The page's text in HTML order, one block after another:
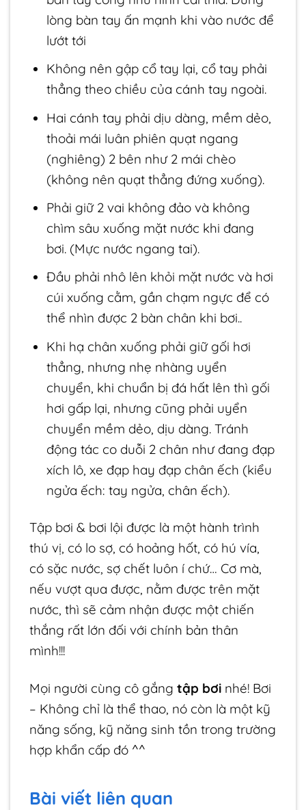
lòng bàn tay ấn mạnh khi vào nước để
lướt tới
Không nên gập cổ tay lại, cổ tay phải
thẳng theo chiều của cánh tay ngoài.
Hai cánh tay phải dịu dàng, mềm dẻo,
thoải mái luân phiên quạt ngang
(nghiêng) 2 bên như 2 mái chèo
(không nên quạt thẳng đứng xuống).
Phải giữ 2 vai không đảo và không
chìm sâu xuống mặt nước khi đang
bơi. (Mực nước ngang tai).
Đầu phải nhô lên khỏi mặt nước và hơi
cúi xuống cằm, gần chạm ngực để có
thể nhìn được 2 bàn chân khi bơi..
Khi hạ chân xuống phải giữ gối hơi
thẳng, nhưng nhẹ nhàng uyển
chuyển, khi chuẩn bị đá hất lên thì gối
hơi gấp lại, nhưng cũng phải uyển
chuyển mềm dẻo, dịu dàng. Tránh
động tác co duỗi 2 chân như đang đạp
xích lô, xe đạp hay đạp chân ếch (kiểu
ngửa ếch: tay ngửa, chân ếch).
Tập bơi & bơi lội được là một hành trình
thú vị, có lo sợ, có hoảng hốt, có hú vía,
có sặc nước, sợ chết luôn í chứ… Cơ mà,
nếu vượt qua được, nằm được trên mặt
nước, thì sẽ cảm nhận được một chiến
thắng rất lớn đối với chính bản thân
mình!!!
Mọi người cùng cô gắngtập bơi nhé! Bơi
– Không chỉ là thể thao, nó còn là một kỹ
năng sống, kỹ năng sinh tồn trong trường
hợp khẩn cấp đó ^^
Bài viết liên quan